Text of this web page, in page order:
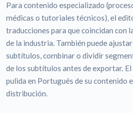
Para contenido especializado
médicas o tutoriales técnicos), el
traducciones para que coincidan con
de la industria. También puede
subtítulos, combinar o dividir
de los subtítulos antes de exportar.
pulida en Portugués de su contenido
distribución.